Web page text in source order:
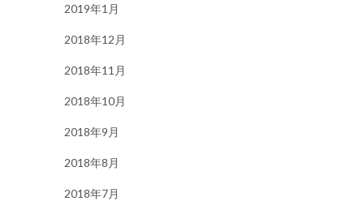
2019年1月
2018年12月
2018年11月
2018年10月
2018年9月
2018年8月
2018年7月